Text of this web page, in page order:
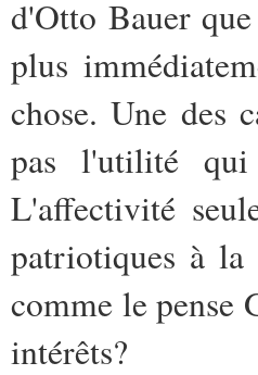
d'Otto Bauer
plus
chose. Une des
pas l'utilité qui
L'affectivité
patriotiques à la
comme le pense
intérêts?